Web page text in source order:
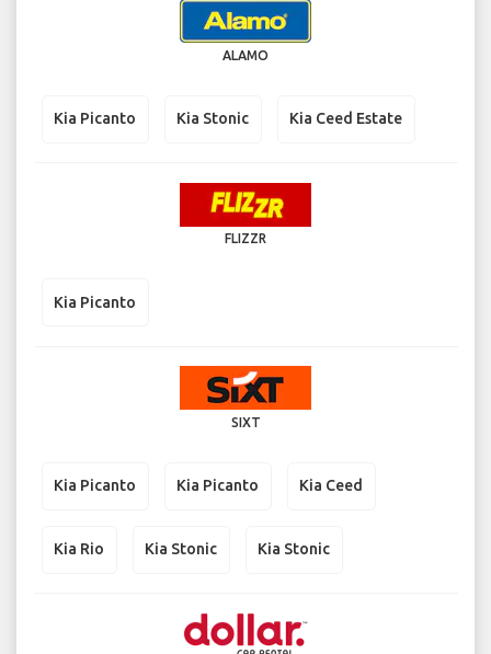
ALAMO
Kia Picanto Kia Stonic Kia Ceed Estate
FLIZZR
Kia Picanto
SIXT
Kia Picanto Kia Picanto Kia Ceed
Kia Rio Kia Stonic Kia Stonic